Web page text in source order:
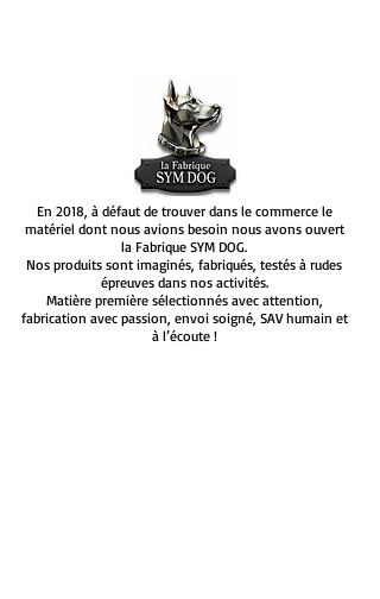
En 2018, à défaut de trouver dans le commerce le
matériel dont nous avions besoin nous avons ouvert
la Fabrique SYM DOG.
Nos produits sont imaginés, fabriqués, testés à rudes
épreuves dans nos activités.
Matière première sélectionnés avec attention,
fabrication avec passion, envoi soigné, SAV humain et
à l’écoute !